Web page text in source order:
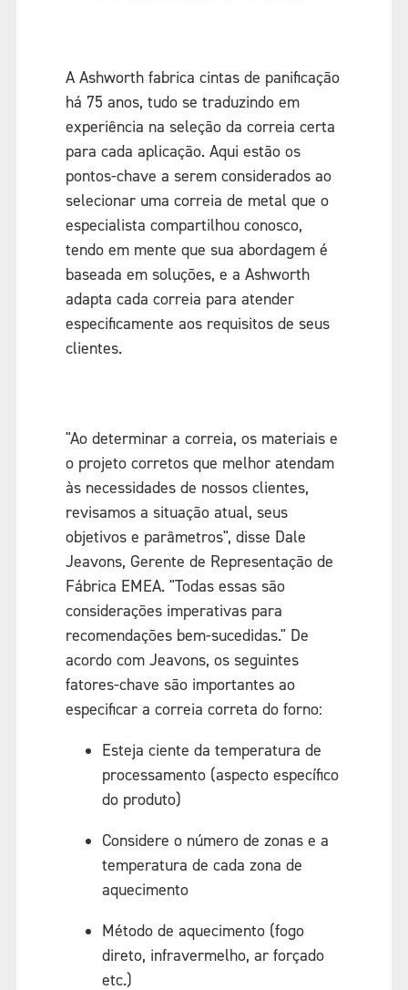
A Ashworth fabrica cintas de panificação
há 75 anos, tudo se traduzindo em
experiência na seleção da correia certa
para cada aplicação. Aqui estão os
pontos-chave a serem considerados ao
selecionar uma correia de metal que o
especialista compartilhou conosco,
tendo em mente que sua abordagem é
baseada em soluções, e a Ashworth
adapta cada correia para atender
especificamente aos requisitos de seus
clientes.
"Ao determinar a correia, os materiais e
o projeto corretos que melhor atendam
às necessidades de nossos clientes,
revisamos a situação atual, seus
objetivos e parâmetros", disse Dale
Jeavons, Gerente de Representação de
Fábrica EMEA. "Todas essas são
considerações imperativas para
recomendações bem-sucedidas." De
acordo com Jeavons, os seguintes
fatores-chave são importantes ao
especificar a correia correta do forno:
Esteja ciente da temperatura de
processamento (aspecto específico
do produto)
Considere o número de zonas e a
temperatura de cada zona de
aquecimento
Método de aquecimento (fogo
direto, infravermelho, ar forçado
etc.)